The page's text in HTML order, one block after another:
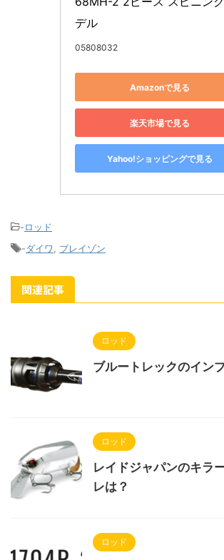
デル
05808032
Amazonで見る
楽天市場で見る
Yahoo!ショッピングで見る
-ロッド
-ダイワ, ブレイゾン
関連記事
ロッド
ブルートレックのイン
ロッド
レイドジャパンのキラ
レは？
ロッド